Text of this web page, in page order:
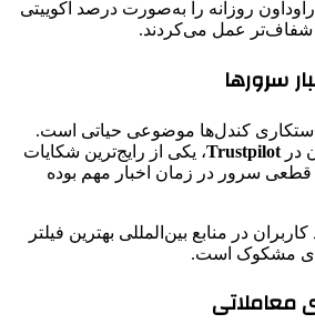
روزانه را به‌صورت درصد اکوییتی
شفاف‌تر عمل می‌کردند.
سرورها
دستکاری کندل‌ها موضوعی حیاتی است.
در Trustpilot، یکی از رایج‌ترین شکایات
سرور در زمان اخبار مهم بوده
در منابع بین‌المللی بهترین فیلتر
مشکوک است.
معاملاتی